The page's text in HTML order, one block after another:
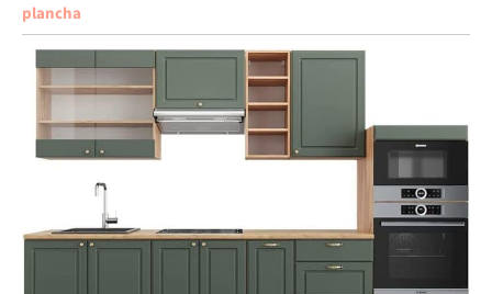
plancha